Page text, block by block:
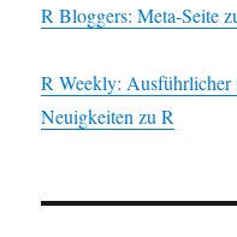
R Bloggers: Meta-Seite
R Weekly:
Neuigkeiten zu R